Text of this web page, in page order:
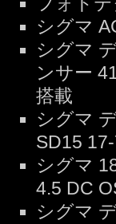
シグマ
シグマ
ンサー
搭載
シグマ
SD15
シグマ
4.5 DC
シグマ